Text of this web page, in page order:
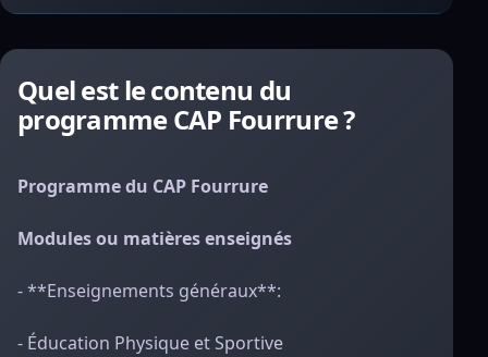
Quel est le contenu du
programme CAP Fourrure ?
Programme du CAP Fourrure
Modules ou matières enseignés
- **Enseignements généraux**:
- Éducation Physique et Sportive